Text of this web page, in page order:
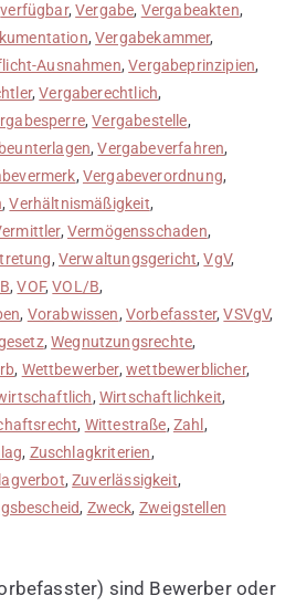
verfügbar,Vergabe, Vergabeakten,
,Vergabekammer,
Ausnahmen,Vergabeprinzipien,
,Vergaberechtlich,
,Vergabestelle,
,Vergabeverfahren,
, Vergabeverordnung,
,Verhältnismäßigkeit,
, Vermögensschaden,
, Verwaltungsgericht,VgV,
,VOF,VOL/B,
, Vorabwissen, Vorbefasster,VSVgV,
,Wegnutzungsrechte,
, Wettbewerber, wettbewerblicher,
, Wirtschaftlichkeit,
, Wittestraße, Zahl ,
, Zuschlagkriterien,
,Zuverlässigkeit,
, Zweck, Zweigstellen
sind Bewerber oder